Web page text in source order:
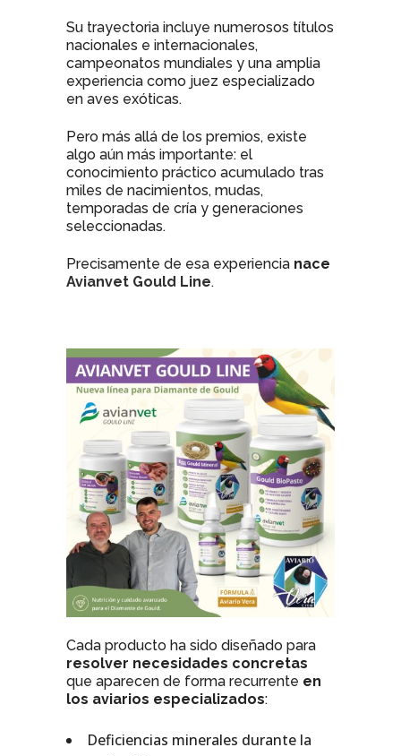
Su trayectoria incluye numerosos títulos
nacionales e internacionales,
campeonatos mundiales y una amplia
experiencia como juez especializado
en aves exóticas.
Pero más allá de los premios, existe
algo aún más importante: el
conocimiento práctico acumulado tras
miles de nacimientos, mudas,
temporadas de cría y generaciones
seleccionadas.
Precisamente de esa experiencia nace
Avianvet Gould Line.
Cada producto ha sido diseñado para
resolver necesidades concretas
que aparecen de forma recurrente en
los aviarios especializados:
Deficiencias minerales durante la